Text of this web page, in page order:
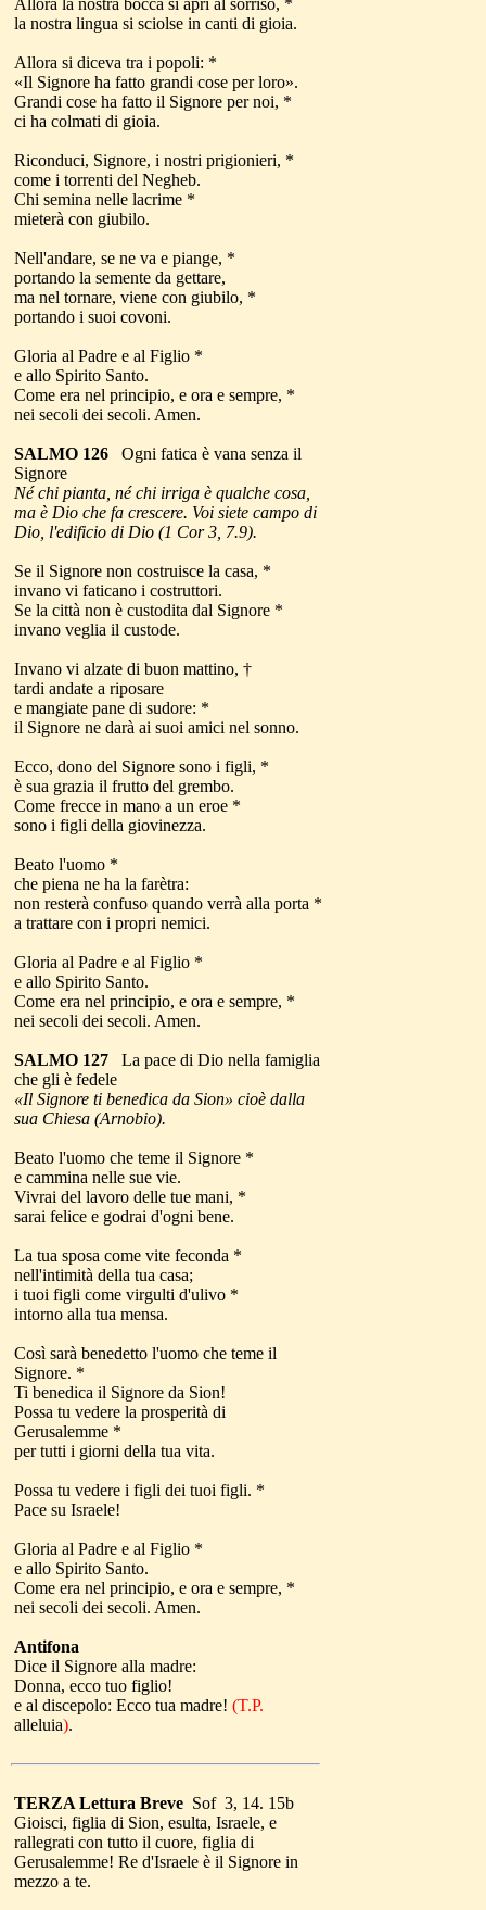
Allora la nostra bocca si aprì al sorriso, *
la nostra lingua si sciolse in canti di gioia.
Allora si diceva tra i popoli: *
«Il Signore ha fatto grandi cose per loro».
Grandi cose ha fatto il Signore per noi, *
ci ha colmati di gioia.
Riconduci, Signore, i nostri prigionieri, *
come i torrenti del Negheb.
Chi semina nelle lacrime *
mieterà con giubilo.
Nell'andare, se ne va e piange, *
portando la semente da gettare,
ma nel tornare, viene con giubilo, *
portando i suoi covoni.
Gloria al Padre e al Figlio *
e allo Spirito Santo.
Come era nel principio, e ora e sempre, *
nei secoli dei secoli. Amen.
SALMO 126
Ogni fatica è vana senza il
Signore
Né chi pianta, né chi irriga è qualche cosa,
ma è Dio che fa crescere. Voi siete campo di
Dio, l'edificio di Dio (1 Cor 3, 7.9).
Se il Signore non costruisce la casa, *
invano vi faticano i costruttori.
Se la città non è custodita dal Signore *
invano veglia il custode.
Invano vi alzate di buon mattino, †
tardi andate a riposare
e mangiate pane di sudore: *
il Signore ne darà ai suoi amici nel sonno.
Ecco, dono del Signore sono i figli, *
è sua grazia il frutto del grembo.
Come frecce in mano a un eroe *
sono i figli della giovinezza.
Beato l'uomo *
che piena ne ha la farètra:
non resterà confuso quando verrà alla porta *
a trattare con i propri nemici.
Gloria al Padre e al Figlio *
e allo Spirito Santo.
Come era nel principio, e ora e sempre, *
nei secoli dei secoli. Amen.
SALMO 127 La pace di Dio nella famiglia
che gli è fedele
«Il Signore ti benedica da Sion» cioè dalla
sua Chiesa (Arnobio).
Beato l'uomo che teme il Signore *
e cammina nelle sue vie.
Vivrai del lavoro delle tue mani, *
sarai felice e godrai d'ogni bene.
La tua sposa come vite feconda *
nell'intimità della tua casa;
i tuoi figli come virgulti d'ulivo *
intorno alla tua mensa.
Così sarà benedetto l'uomo che teme il
Signore. *
Ti benedica il Signore da Sion!
Possa tu vedere la prosperità di
Gerusalemme *
per tutti i giorni della tua vita.
Possa tu vedere i figli dei tuoi figli. *
Pace su Israele!
Gloria al Padre e al Figlio *
e allo Spirito Santo.
Come era nel principio, e ora e sempre, *
nei secoli dei secoli. Amen.
Antifona
Dice il Signore alla madre:
Donna, ecco tuo figlio!
e al discepolo: Ecco tua madre! (T.P.
alleluia).
TERZA Lettura Breve Sof 3, 14. 15b
Gioisci, figlia di Sion, esulta, Israele, e
rallegrati con tutto il cuore, figlia di
Gerusalemme! Re d'Israele è il Signore in
mezzo a te.